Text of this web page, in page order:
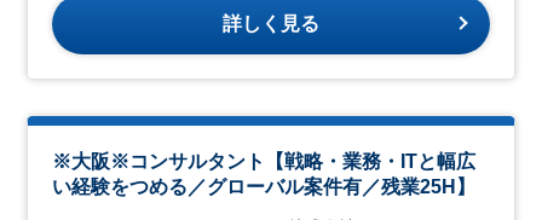
詳しく見る
※大阪※コンサルタント【戦略・業務・ITと幅広
い経験をつめる／グローバル案件有／残業25H】